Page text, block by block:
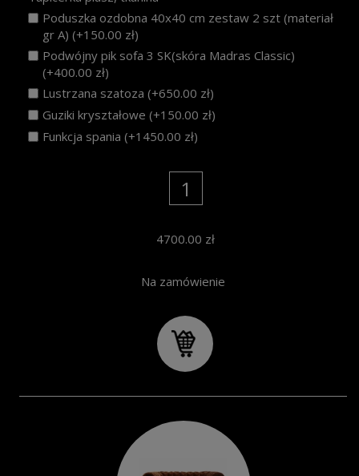
Poduszka ozdobna 40x40 cm zestaw 2 szt (materiał
gr A) (+150.00 zł)
Podwójny pik sofa 3 SK(skóra Madras Classic)
(+400.00 zł)
Lustrzana szatoza (+650.00 zł)
Guziki kryształowe (+150.00 zł)
Funkcja spania (+1450.00 zł)
4700.00 zł
Na zamówienie